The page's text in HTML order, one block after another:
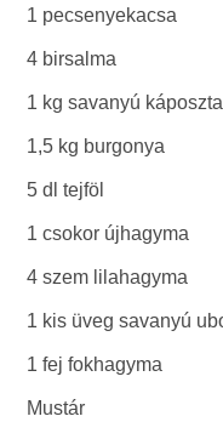
1 pecsenyekacsa
4 birsalma
1 kg savanyú káposzta
1,5 kg burgonya
5 dl tejföl
1 csokor újhagyma
4 szem lilahagyma
1 kis üveg savanyú
1 fej fokhagyma
Mustár